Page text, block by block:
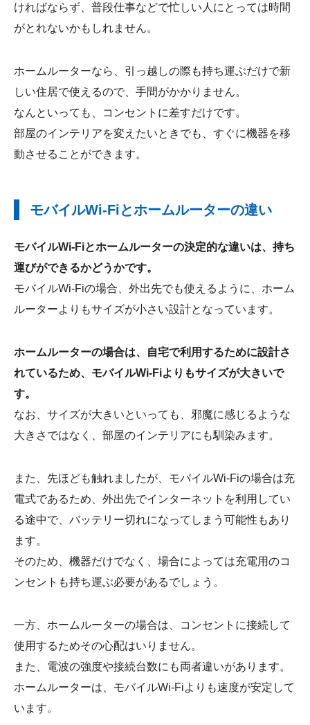
ければならず、普段仕事などで忙しい人にとっては時間
がとれないかもしれません。
ホームルーターなら、引っ越しの際も持ち運ぶだけで新
しい住居で使えるので、手間がかかりません。
なんといっても、コンセントに差すだけです。
部屋のインテリアを変えたいときでも、すぐに機器を移
動させることができます。
モバイルWi-Fiとホームルーターの違い
モバイルWi-Fiとホームルーターの決定的な違いは、持ち
運びができるかどうかです。
モバイルWi-Fiの場合、外出先でも使えるように、ホーム
ルーターよりもサイズが小さい設計となっています。
ホームルーターの場合は、自宅で利用するために設計さ
れているため、モバイルWi-Fiよりもサイズが大きいで
す。
なお、サイズが大きいといっても、邪魔に感じるような
大きさではなく、部屋のインテリアにも馴染みます。
また、先ほども触れましたが、モバイルWi-Fiの場合は充
電式であるため、外出先でインターネットを利用してい
る途中で、バッテリー切れになってしまう可能性もあり
ます。
そのため、機器だけでなく、場合によっては充電用のコ
ンセントも持ち運ぶ必要があるでしょう。
一方、ホームルーターの場合は、コンセントに接続して
使用するためその心配はいりません。
また、電波の強度や接続台数にも両者違いがあります。
ホームルーターは、モバイルWi-Fiよりも速度が安定して
います。